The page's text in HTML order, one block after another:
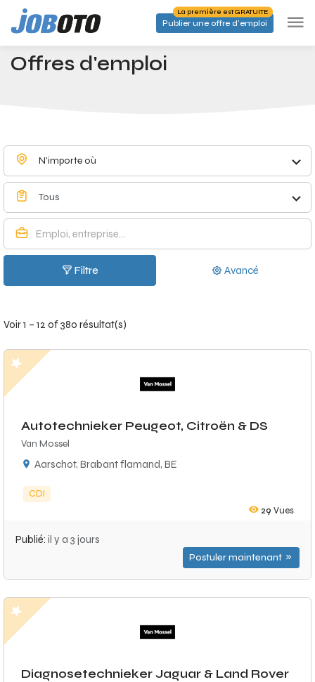
Skip to main content
Publier une offre d'emploi
La première est GRATUITE
Accueil Offres d'emploi
Offres d'emploi
N'importe où
Tous
Filtre Avancé
Voir 1 – 12 of 380 résultat(s)
Autotechnieker Peugeot, Citroën & DS
Van Mossel
Aarschot, Brabant flamand, BE
CDI
29 Vues
Publié: il y a 3 jours
Postuler maintenant
Diagnosetechnieker Jaguar & Land Rover